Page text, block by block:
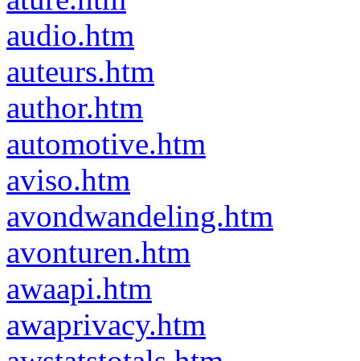
audio.htm
auteurs.htm
author.htm
automotive.htm
aviso.htm
avondwandeling.htm
avonturen.htm
awaapi.htm
awaprivacy.htm